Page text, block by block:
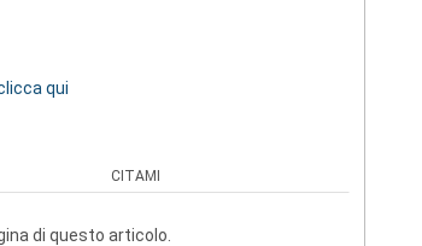
qui
CITAMI
di questo articolo.